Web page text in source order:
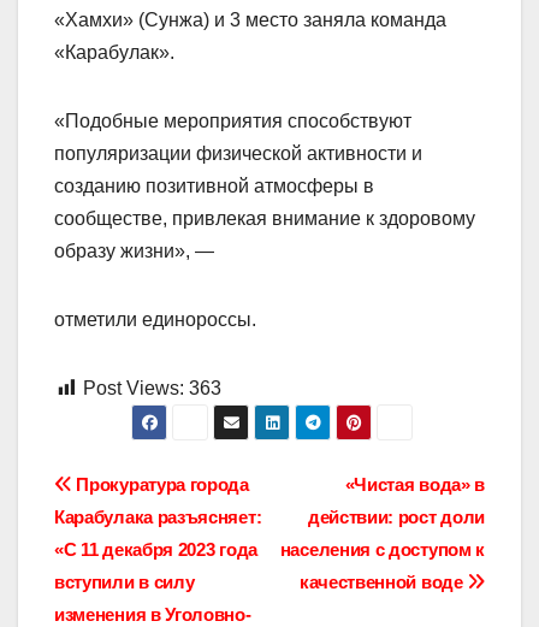
«Хамхи» (Сунжа) и 3 место заняла команда
«Карабулак».
«Подобные мероприятия способствуют
популяризации физической активности и
созданию позитивной атмосферы в
сообществе, привлекая внимание к здоровому
образу жизни», —
отметили единороссы.
Post Views: 363
Навигация
по
записям
«Чистая вода» в
действии: рост доли
населения с доступом к
качественной воде
Прокуратура города
Карабулака разъясняет:
«С 11 декабря 2023 года
вступили в силу
изменения в Уголовно-